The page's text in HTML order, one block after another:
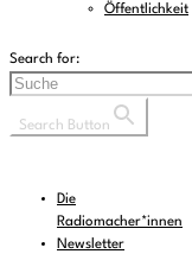
Öffentlichkeit
Search for:
Search Button
Die
Radiomacher*innen
Newsletter